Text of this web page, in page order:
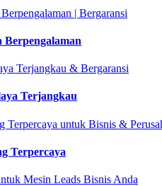
Berpengalaman
Terjangkau
Terpercaya